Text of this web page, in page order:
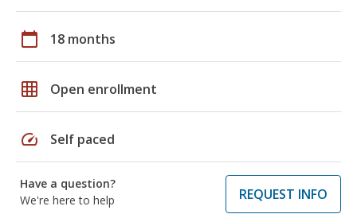
calendar_today 18 months
grid_on Open enrollment
speed Self paced
Have a question?
We're here to help
REQUEST INFO